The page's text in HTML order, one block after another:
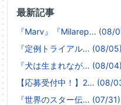
最新記事
『Marv』『Milarep... (08/
『定例トライアル... (08/05)
『犬は生まれなが... (08/04)
【応募受付中！】2... (08/
『世界のスター伝... (07/31)